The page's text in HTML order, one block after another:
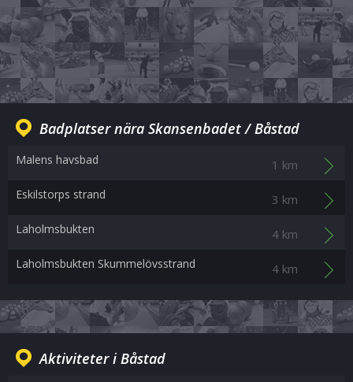
Badplatser nära Skansenbadet / Båstad
Malens havsbad 1 km
Eskilstorps strand 3 km
Laholmsbukten 4 km
Laholmsbukten Skummelövsstrand 4 km
Aktiviteter i Båstad